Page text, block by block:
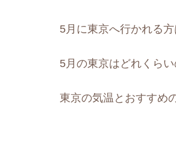
5月に東京へ行かれる
5月の東京はどれくら
東京の気温とおすすめ